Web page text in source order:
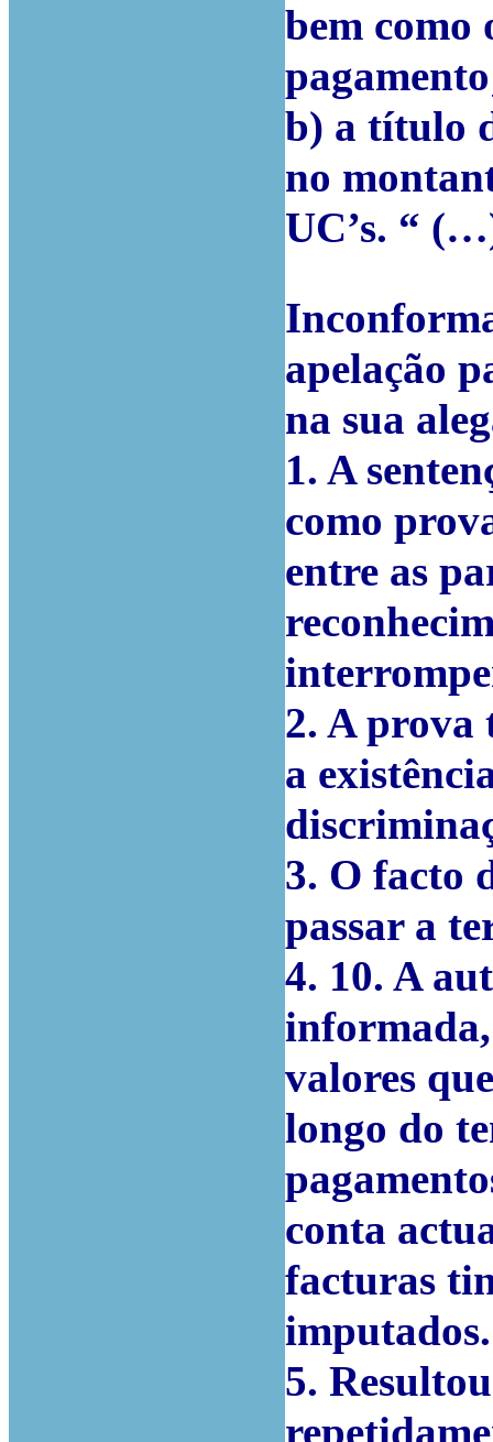
bem como
b) a título
no
UC’s. “
apelação
na sua
1. A
como
entre as
2. A prova
a
3. O facto
passar a
4. 10. A
valores
longo do
conta
facturas
imputados.
5.